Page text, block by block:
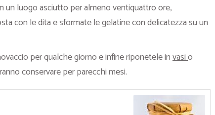
un luogo asciutto per almeno ventiquattro ore,
con le dita e sformate le gelatine con delicatezza su un
per qualche giorno e infine riponetele invasio
conservare per parecchi mesi.